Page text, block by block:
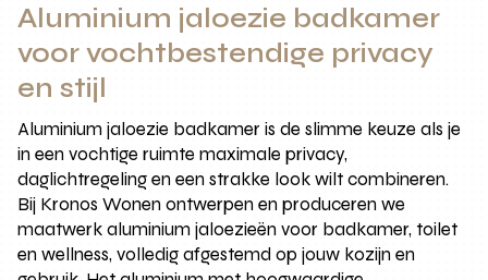
Aluminium jaloezie badkamer
voor vochtbestendige privacy
en stijl
Aluminium jaloezie badkamer is de slimme keuze als je
in een vochtige ruimte maximale privacy,
daglichtregeling en een strakke look wilt combineren.
Bij Kronos Wonen ontwerpen en produceren we
maatwerk aluminium jaloezieën voor badkamer, toilet
en wellness, volledig afgestemd op jouw kozijn en